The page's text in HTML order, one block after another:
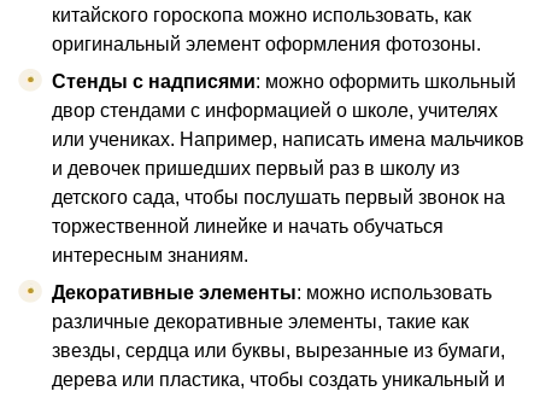
китайского гороскопа можно использовать, как
оригинальный элемент оформления фотозоны.
Стенды с надписями: можно оформить школьный
двор стендами с информацией о школе, учителях
или учениках. Например, написать имена мальчиков
и девочек пришедших первый раз в школу из
детского сада, чтобы послушать первый звонок на
торжественной линейке и начать обучаться
интересным знаниям.
Декоративные элементы: можно использовать
различные декоративные элементы, такие как
звезды, сердца или буквы, вырезанные из бумаги,
дерева или пластика, чтобы создать уникальный и